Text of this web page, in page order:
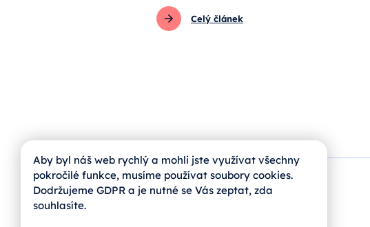
Celý článek
jihoskop@zvas.eu
Aby byl náš web rychlý a mohli jste využívat všechny
pokročilé funkce, musíme používat soubory cookies.
Dodržujeme GDPR a je nutné se Vás zeptat, zda
souhlasíte.